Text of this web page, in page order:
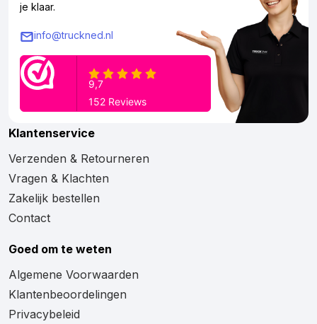
je klaar.
info@truckned.nl
Klantenservice
Verzenden & Retourneren
Vragen & Klachten
Zakelijk bestellen
Contact
Goed om te weten
Algemene Voorwaarden
Klantenbeoordelingen
Privacybeleid